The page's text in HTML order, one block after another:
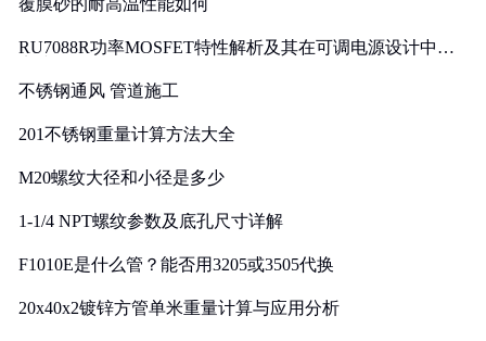
覆膜砂的耐高温性能如何
RU7088R功率MOSFET特性解析及其在可调电源设计中的
不锈钢通风 管道施工
201不锈钢重量计算方法大全
M20螺纹大径和小径是多少
1-1/4 NPT螺纹参数及底孔尺寸详解
F1010E是什么管？能否用3205或3505代换
20x40x2镀锌方管单米重量计算与应用分析